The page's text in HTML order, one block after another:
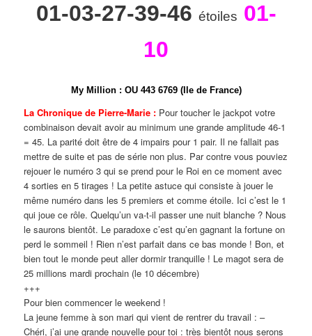
01-03-27-39-46 étoiles 01-
10
My Million: OU 443 6769 (Ile de France)
La Chronique de Pierre-Marie : Pour toucher le jackpot votre
combinaison devait avoir au minimum une grande amplitude 46-1
= 45. La parité doit être de 4 impairs pour 1 pair. Il ne fallait pas
mettre de suite et pas de série non plus. Par contre vous pouviez
rejouer le numéro 3 qui se prend pour le Roi en ce moment avec
4 sorties en 5 tirages ! La petite astuce qui consiste à jouer le
même numéro dans les 5 premiers et comme étoile. Ici c’est le 1
qui joue ce rôle. Quelqu’un va-t-il passer une nuit blanche ? Nous
le saurons bientôt. Le paradoxe c’est qu’en gagnant la fortune on
perd le sommeil ! Rien n’est parfait dans ce bas monde ! Bon, et
bien tout le monde peut aller dormir tranquille ! Le magot sera de
25 millions mardi prochain (le 10 décembre)
+++
Pour bien commencer le weekend !
La jeune femme à son mari qui vient de rentrer du travail : –
Chéri, j’ai une grande nouvelle pour toi : très bientôt nous serons